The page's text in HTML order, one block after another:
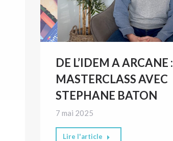
DE L’IDEM A ARCANE :
MASTERCLASS AVEC
STEPHANE BATON
7 mai 2025
Lire l'article